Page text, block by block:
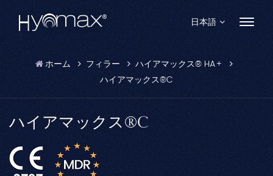
日本語
English
Français
Español
ホーム フィラー
ハイアマックス® HA+
ハイアマックス®C
ハイアマックス®C